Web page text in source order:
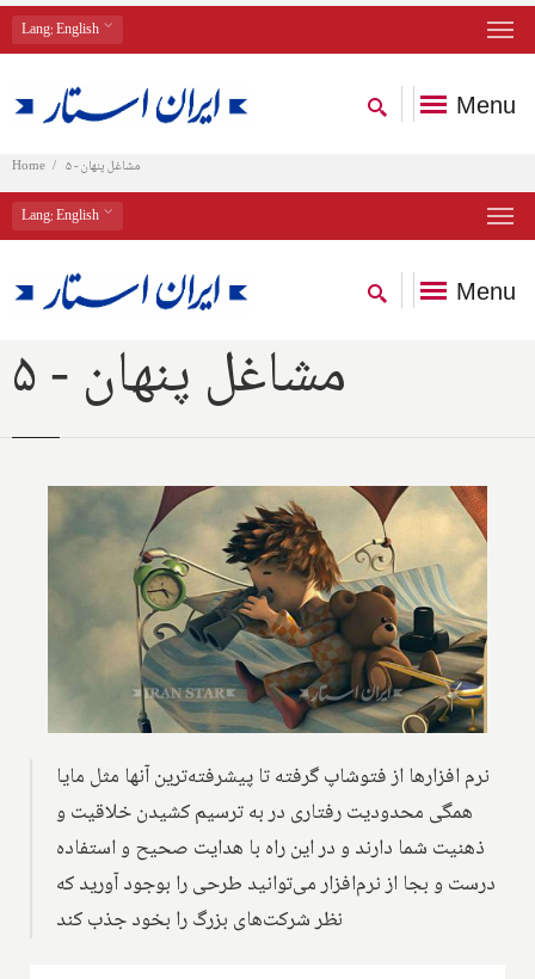
Lang: English
Menu
Home مشاغل پنهان - ۵
Lang: English
Menu
مشاغل پنهان - ۵
نرم افزارها از فتوشاپ گرفته تا پیشرفته‌ترین آنها مثل مایا
همگی محدودیت رفتاری در به ترسیم کشیدن خلاقیت و
ذهنیت شما دارند و در این راه با هدایت صحیح و استفاده
درست و بجا از نرم‌افزار می‌توانید طرحی را بوجود آورید که
نظر شرکت‌های بزرگ را بخود جذب کند